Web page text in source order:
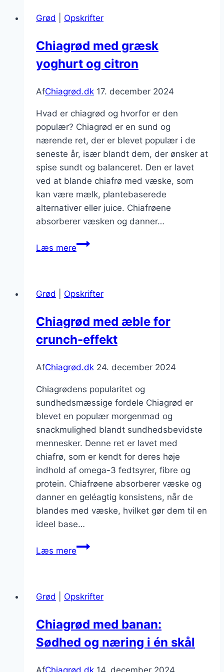
mandler
dessert
Grød Opskrifter
Chiagrød med græsk
yoghurt og citron
AfChiagrød.dk 17. december 2024
Hvad er chiagrød og hvorfor er den
populær? Chiagrød er en sund og
nærende ret, der er blevet populær i de
seneste år, især blandt dem, der ønsker at
spise sundt og balanceret. Den er lavet
ved at blande chiafrø med væske, som
kan være mælk, plantebaserede
alternativer eller juice. Chiafrøene
absorberer væsken og danner…
Læs mereChiagrød
og
Grød Opskrifter
Chiagrød med æble for
crunch-effekt
AfChiagrød.dk 24. december 2024
Chiagrødens popularitet og
sundhedsmæssige fordele Chiagrød er
blevet en populær morgenmad og
snackmulighed blandt sundhedsbevidste
mennesker. Denne ret er lavet med
chiafrø, som er kendt for deres høje
indhold af omega-3 fedtsyrer, fibre og
protein. Chiafrøene absorberer væske og
danner en geléagtig konsistens, når de
blandes med væske, hvilket gør dem til en
ideel base…
Læs mereChiagrød
crunch-
Grød Opskrifter
Chiagrød med banan:
Sødhed og næring i én skål